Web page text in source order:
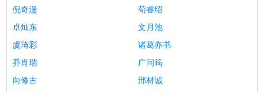
倪奇漫
荀睿绍
卓灿东
文月池
虞琦彩
诸葛亦书
乔肖瑞
广问筠
向修古
邢材诚